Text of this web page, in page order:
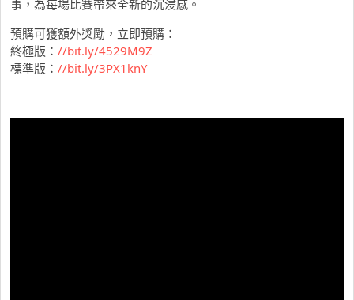
事，為每場比賽帶來全新的沉浸感。
預購可獲額外獎勵，立即預購：
終極版： //bit.ly/4529M9Z
標準版： //bit.ly/3PX1knY